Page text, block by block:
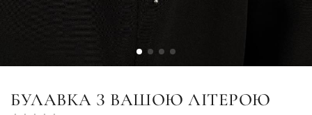
БУЛАВКА З ВАШОЮ ЛІТЕРОЮ